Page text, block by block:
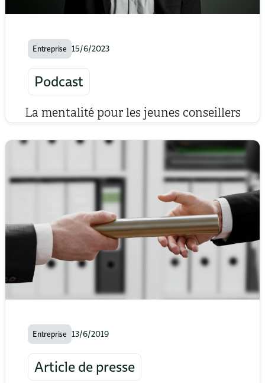
Entreprise 15/6/2023
Podcast
La mentalité pour les jeunes conseillers
Entreprise 13/6/2019
Article de presse